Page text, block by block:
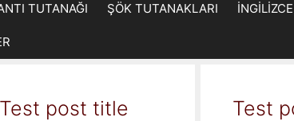
TUTANAĞI ŞÖK TUTANAKLARI
Test post title Test